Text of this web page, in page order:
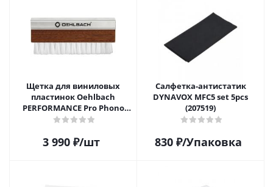
Щетка для виниловых
пластинок Oehlbach
PERFORMANCE Pro Phono
Brush, Record Brush,
3 990₽/шт
Салфетка-aнтистатик
DYNAVOX MFC5 set 5pcs
(207519)
830 ₽/Упаковка